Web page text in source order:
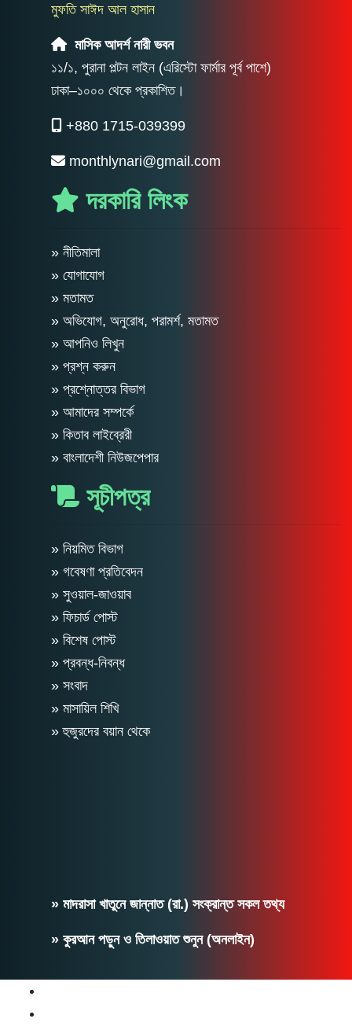
মুফতি সাঈদ আল হাসান
মাসিক আদর্শ নারী ভবন
১১/১, পুরানা পল্টন লাইন (এরিস্টো ফার্মার পূর্ব পাশে)
ঢাকা–১০০০ থেকে প্রকাশিত।
+880 1715-039399
monthlynari@gmail.com
দরকারি লিংক
» নীতিমালা
» যোগাযোগ
» মতামত
» অভিযোগ, অনুরোধ, পরামর্শ, মতামত
» আপনিও লিখুন
» প্রশ্ন করুন
» প্রশ্নোত্তর বিভাগ
» আমাদের সম্পর্কে
» কিতাব লাইব্রেরী
» বাংলাদেশী নিউজপেপার
সূচীপত্র
» নিয়মিত বিভাগ
» গবেষণা প্রতিবেদন
» সুওয়াল-জাওয়াব
» ফিচার্ড পোস্ট
» বিশেষ পোস্ট
» প্রবন্ধ-নিবন্ধ
» সংবাদ
» মাসায়িল শিখি
» হুজুরদের বয়ান থেকে
» মাদরাসা খাতুনে জান্নাত (রা.) সংক্রান্ত সকল তথ্য
» কুরআন পড়ুন ও তিলাওয়াত শুনুন (অনলাইন)